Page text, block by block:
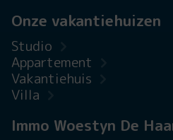
Onze vakantiehuizen
Studio
Appartement
Vakantiehuis
Villa
Immo Woestyn De